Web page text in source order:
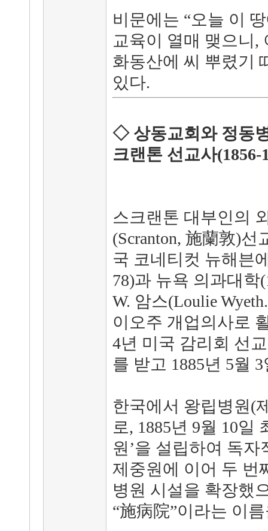
비문에는 “오늘 이
교육이 열매 맺으니,
화동산에 씨 뿌렸기
있다.
◇ 상동교회와 정동
크랜톤 선교사(1856-
스크랜톤 대부인의
(Scranton, 施蘭敦)선
국 코네티컷 뉴해븐
78)과 뉴욕 의과대학
W. 암스(Loulie
이오주 개업의사로
4년 미국 감리회 선
를 받고 1885년 5월
한국에서 왕립병원(
로, 1885년 9월 10일
원’을 설립하여 독
제중원에 이어 두 번
병원 시설을 확장했
“施病院”이라는 이